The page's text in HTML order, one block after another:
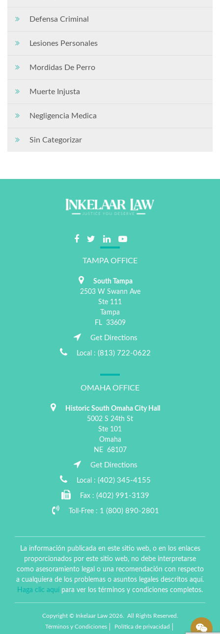
Defensa Criminal
Lesiones Personales
Mordidas De Perro
Muerte Injusta
Negligencia Medica
Sin Categorizar
TAMPA OFFICE
South Tampa
2503 W Swann Ave
Ste 111
Tampa
FL
33609
Get Directions
Local : (813) 722-0622
OMAHA OFFICE
Historic South Omaha City Hall
5002 S 24th St
Ste 101
Omaha
NE
68107
Get Directions
Local : (402) 345-4155
Fax : (402) 991-3139
Toll-Free : 1 (800) 890-2801
La información publicada en este sitio web, o en los enlaces
proporcionados por este sitio web, no debe interpretarse
como asesoramiento legal o una recomendación con respecto
a cualquiera de los problemas o asuntos legales descritos aquí.
Haga clic aquí para ver los términos y condiciones completos.
Copyright © Inkelaar Law 2026. All Rights Reserved.
Términos y Condiciones
Política de privacidad